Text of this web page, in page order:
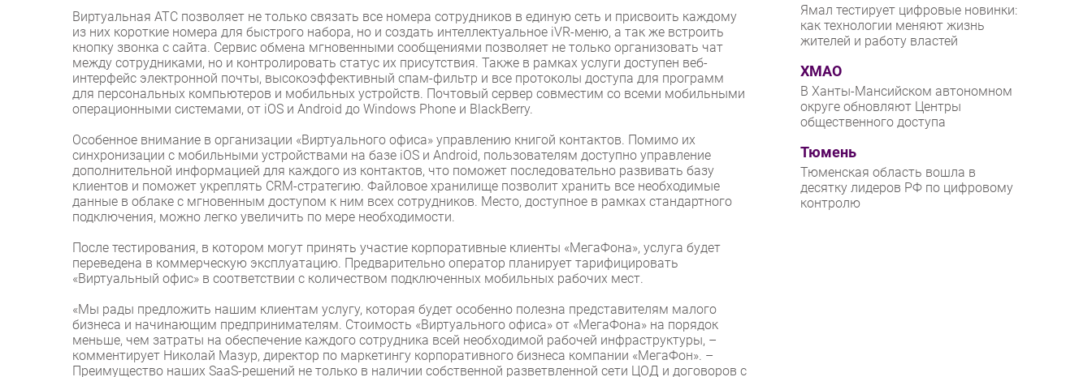
Виртуальная АТС позволяет не только связать все номера сотрудников в единую сеть и присвоить каждому
из них короткие номера для быстрого набора, но и создать интеллектуальное iVR-меню, а так же встроить
кнопку звонка с сайта. Сервис обмена мгновенными сообщениями позволяет не только организовать чат
между сотрудниками, но и контролировать статус их присутствия. Также в рамках услуги доступен веб-
интерфейс электронной почты, высокоэффективный спам-фильтр и все протоколы доступа для программ
для персональных компьютеров и мобильных устройств. Почтовый сервер совместим со всеми мобильными
операционными системами, от iOS и Android до Windows Phone и BlackBerry.
Особенное внимание в организации «Виртуального офиса» управлению книгой контактов. Помимо их
синхронизации с мобильными устройствами на базе iOS и Android, пользователям доступно управление
дополнительной информацией для каждого из контактов, что поможет последовательно развивать базу
клиентов и поможет укреплять CRM-стратегию. Файловое хранилище позволит хранить все необходимые
данные в облаке с мгновенным доступом к ним всех сотрудников. Место, доступное в рамках стандартного
подключения, можно легко увеличить по мере необходимости.
После тестирования, в котором могут принять участие корпоративные клиенты «МегаФона», услуга будет
переведена в коммерческую эксплуатацию. Предварительно оператор планирует тарифицировать
«Виртуальный офис» в соответствии с количеством подключенных мобильных рабочих мест.
«Мы рады предложить нашим клиентам услугу, которая будет особенно полезна представителям малого
бизнеса и начинающим предпринимателям. Стоимость «Виртуального офиса» от «МегаФона» на порядок
меньше, чем затраты на обеспечение каждого сотрудника всей необходимой рабочей инфраструктуры, –
комментирует Николай Мазур, директор по маркетингу корпоративного бизнеса компании «МегаФон». –
Преимущество наших SaaS-решений не только в наличии собственной разветвленной сети ЦОД и договоров с
Ямал тестирует цифровые новинки:
как технологии меняют жизнь
жителей и работу властей
ХМАО
В Ханты-Мансийском автономном
округе обновляют Центры
общественного доступа
Тюмень
Тюменская область вошла в
десятку лидеров РФ по цифровому
контролю